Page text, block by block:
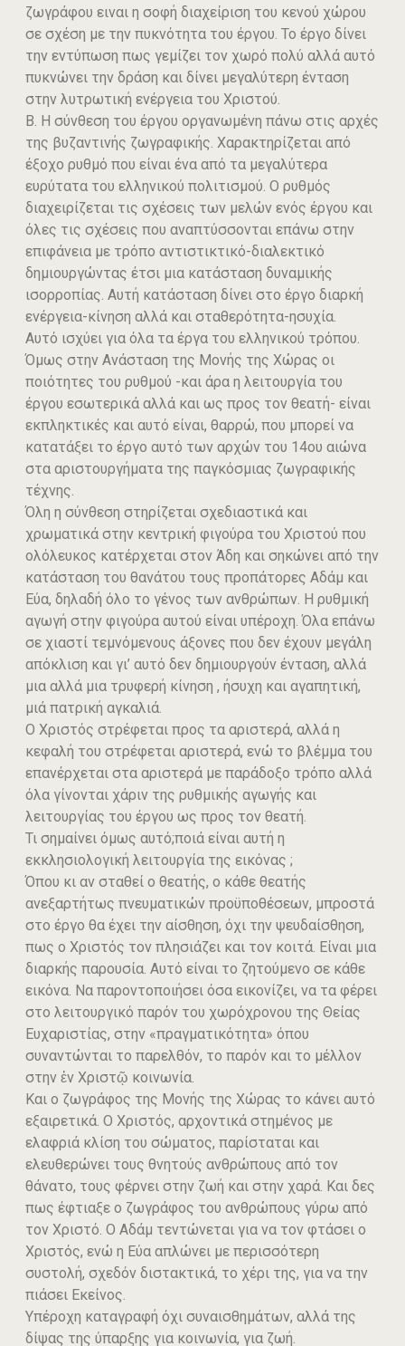
ζωγράφου ειναι η σοφή διαχείριση του κενού χώρου
σε σχέση με την πυκνότητα του έργου. Το έργο δίνει
την εντύπωση πως γεμίζει τον χωρό πολύ αλλά αυτό
πυκνώνει την δράση και δίνει μεγαλύτερη ένταση
στην λυτρωτική ενέργεια του Χριστού.
Β. Η σύνθεση του έργου οργανωμένη πάνω στις αρχές
της βυζαντινής ζωγραφικής. Χαρακτηρίζεται από
έξοχο ρυθμό που είναι ένα από τα μεγαλύτερα
ευρύτατα του ελληνικού πολιτισμού. Ο ρυθμός
διαχειρίζεται τις σχέσεις των μελών ενός έργου και
όλες τις σχέσεις που αναπτύσσονται επάνω στην
επιφάνεια με τρόπο αντιστικτικό-διαλεκτικό
δημιουργώντας έτσι μια κατάσταση δυναμικής
ισορροπίας. Αυτή κατάσταση δίνει στο έργο διαρκή
ενέργεια-κίνηση αλλά και σταθερότητα-ησυχία.
Αυτό ισχύει για όλα τα έργα του ελληνικού τρόπου.
Όμως στην Ανάσταση της Μονής της Χώρας οι
ποιότητες του ρυθμού -και άρα η λειτουργία του
έργου εσωτερικά αλλά και ως προς τον θεατή- είναι
εκπληκτικές και αυτό είναι, θαρρώ, που μπορεί να
κατατάξει το έργο αυτό των αρχών του 14ου αιώνα
στα αριστουργήματα της παγκόσμιας ζωγραφικής
τέχνης.
Όλη η σύνθεση στηρίζεται σχεδιαστικά και
χρωματικά στην κεντρική φιγούρα του Χριστού που
ολόλευκος κατέρχεται στον Άδη και σηκώνει από την
κατάσταση του θανάτου τους προπάτορες Αδάμ και
Εύα, δηλαδή όλο το γένος των ανθρώπων. Η ρυθμική
αγωγή στην φιγούρα αυτού είναι υπέροχη. Όλα επάνω
σε χιαστί τεμνόμενους άξονες που δεν έχουν μεγάλη
απόκλιση και γι’ αυτό δεν δημιουργούν ένταση, αλλά
μια αλλά μια τρυφερή κίνηση , ήσυχη και αγαπητική,
μιά πατρική αγκαλιά.
Ο Χριστός στρέφεται προς τα αριστερά, αλλά η
κεφαλή του στρέφεται αριστερά, ενώ το βλέμμα του
επανέρχεται στα αριστερά με παράδοξο τρόπο αλλά
όλα γίνονται χάριν της ρυθμικής αγωγής και
λειτουργίας του έργου ως προς τον θεατή.
Τι σημαίνει όμως αυτό;ποιά είναι αυτή η
εκκλησιολογική λειτουργία της εικόνας ;
Όπου κι αν σταθεί ο θεατής, ο κάθε θεατής
ανεξαρτήτως πνευματικών προϋποθέσεων, μπροστά
στο έργο θα έχει την αίσθηση, όχι την ψευδαίσθηση,
πως ο Χριστός τον πλησιάζει και τον κοιτά. Είναι μια
διαρκής παρουσία. Αυτό είναι το ζητούμενο σε κάθε
εικόνα. Να παροντοποιήσει όσα εικονίζει, να τα φέρει
στο λειτουργικό παρόν του χωρόχρονου της Θείας
Ευχαριστίας, στην «πραγματικότητα» όπου
συναντώνται το παρελθόν, το παρόν και το μέλλον
στην ἐν Χριστῷ κοινωνία.
Και ο ζωγράφος της Μονής της Χώρας το κάνει αυτό
εξαιρετικά. Ο Χριστός, αρχοντικά στημένος με
ελαφριά κλίση του σώματος, παρίσταται και
ελευθερώνει τους θνητούς ανθρώπους από τον
θάνατο, τους φέρνει στην ζωή και στην χαρά. Και δες
πως έφτιαξε ο ζωγράφος του ανθρώπους γύρω από
τον Χριστό. Ο Αδάμ τεντώνεται για να τον φτάσει ο
Χριστός, ενώ η Εύα απλώνει με περισσότερη
συστολή, σχεδόν διστακτικά, το χέρι της, για να την
πιάσει Εκείνος.
Υπέροχη καταγραφή όχι συναισθημάτων, αλλά της
δίψας της ύπαρξης για κοινωνία, για ζωή.